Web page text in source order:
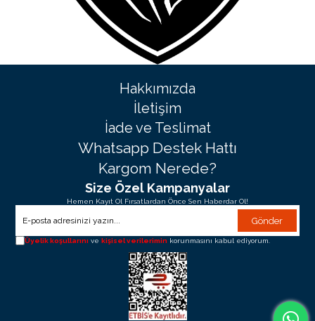
Hakkımızda
İletişim
İade ve Teslimat
Whatsapp Destek Hattı
Kargom Nerede?
Size Özel Kampanyalar
Hemen Kayıt Ol Fırsatlardan Önce Sen Haberdar Ol!
Gönder
Üyelik koşullarını ve kişisel verilerimin korunmasını kabul ediyorum.